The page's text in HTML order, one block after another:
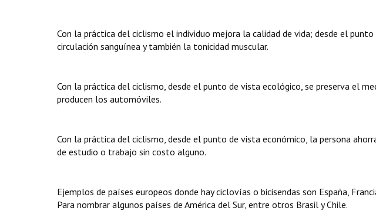
Con la práctica del ciclismo el individuo mejora la calidad de vida; desde el
circulación sanguínea y también la tonicidad muscular.
Con la práctica del ciclismo, desde el punto de vista ecológico, se preserva el
producen los automóviles.
Con la práctica del ciclismo, desde el punto de vista económico, la persona
de estudio o trabajo sin costo alguno.
Ejemplos de países europeos donde hay ciclovías o bicisendas son España,
Para nombrar algunos países de América del Sur, entre otros Brasil y Chile.